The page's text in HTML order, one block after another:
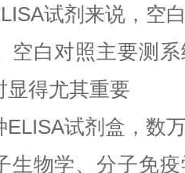
试剂来说，空
空白对照主要测
显得尤其重要
试剂盒，数
生物学、分子免